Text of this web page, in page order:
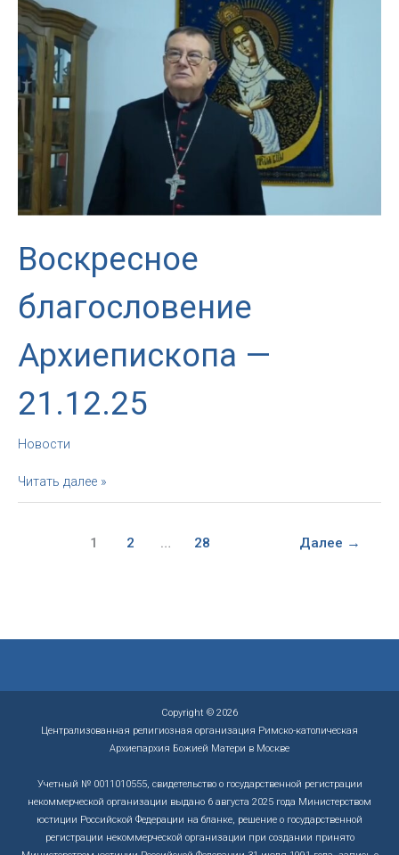
18.01.26
Воскресное
благословение
Архиепископа —
21.12.25
Новости
Воскресное
благословение
Читать далее »
1 2 … 28 Далее →
Copyright © 2026
Централизованная религиозная организация Римско-католическая
Архиепархия Божией Матери в Москве
Учетный № 0011010555, свидетельство о государственной регистрации
некоммерческой организации выдано 6 августа 2025 года Министерством
юстиции Российской Федерации на бланке, решение о государственной
регистрации некоммерческой организации при создании принято